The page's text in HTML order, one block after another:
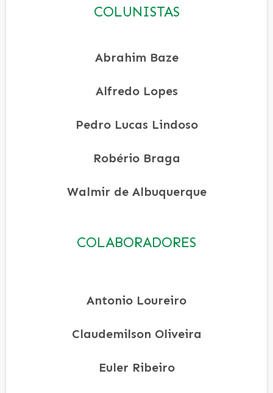
COLUNISTAS
Abrahim Baze
Alfredo Lopes
Pedro Lucas Lindoso
Robério Braga
Walmir de Albuquerque
COLABORADORES
Antonio Loureiro
Claudemilson Oliveira
Euler Ribeiro